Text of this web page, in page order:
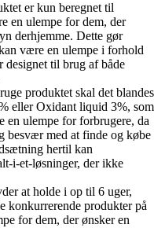
er kun beregnet til
en ulempe for dem, der
derhjemme. Dette gør
være en ulempe i forhold
designet til brug af både
produktet skal det blandes
eller Oxidant liquid 3%, som
en ulempe for forbrugere, da
besvær med at finde og købe
hertil kan
i-et-løsninger, der ikke
at holde i op til 6 uger,
konkurrerende produkter på
for dem, der ønsker en